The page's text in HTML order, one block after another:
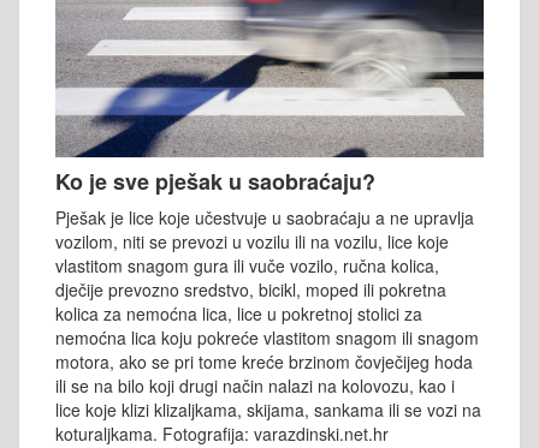
Ko je sve pješak u saobraćaju?
Pješak je lice koje učestvuje u saobraćaju a ne upravlja
vozilom, niti se prevozi u vozilu ili na vozilu, lice koje
vlastitom snagom gura ili vuče vozilo, ručna kolica,
dječije prevozno sredstvo, bicikl, moped ili pokretna
kolica za nemoćna lica, lice u pokretnoj stolici za
nemoćna lica koju pokreće vlastitom snagom ili snagom
motora, ako se pri tome kreće brzinom čovječijeg hoda
ili se na bilo koji drugi način nalazi na kolovozu, kao i
lice koje klizi klizaljkama, skijama, sankama ili se vozi na
koturaljkama. Fotografija: varazdinski.net.hr